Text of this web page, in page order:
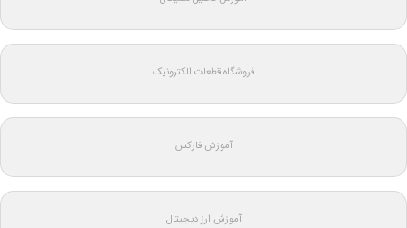
فروشگاه قطعات الکترونیک
آموزش فارکس
آموزش ارز دیجیتال